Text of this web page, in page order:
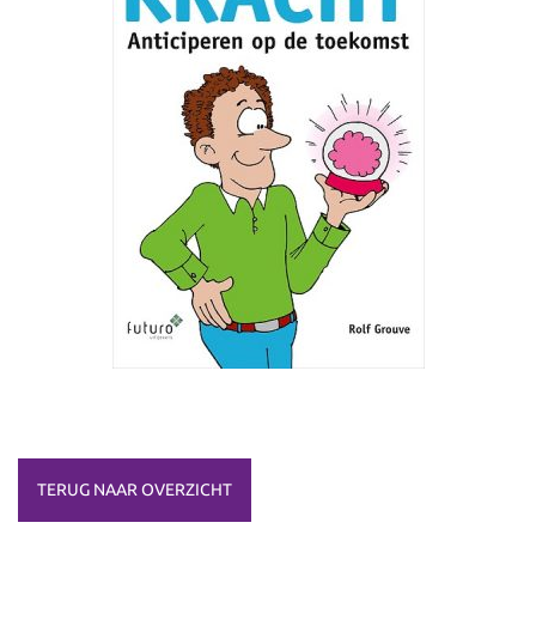
TERUG NAAR OVERZICHT